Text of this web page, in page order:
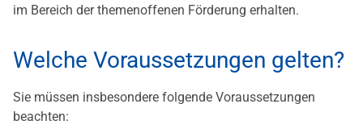
im Bereich der themenoffenen Förderung erhalten.
Welche Voraussetzungen gelten?
Sie müssen insbesondere folgende Voraussetzungen
beachten: